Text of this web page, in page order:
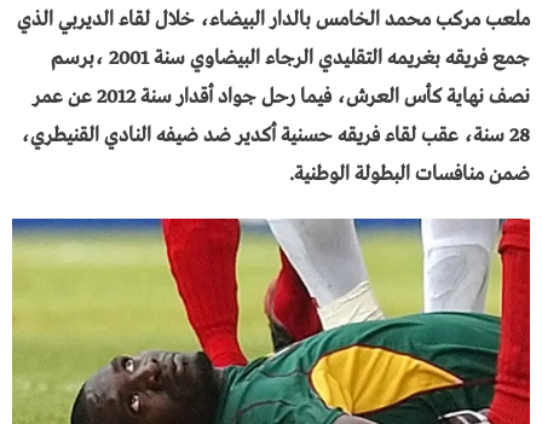
ملعب مركب محمد الخامس بالدار البيضاء، خلال لقاء الديربي الذي
جمع فريقه بغريمه التقليدي الرجاء البيضاوي سنة 2001 ،برسم
نصف نهاية كأس العرش، فيما رحل جواد أقدار سنة 2012 عن عمر
28 سنة، عقب لقاء فريقه حسنية أكدير ضد ضيفه النادي القنيطري،
ضمن منافسات البطولة الوطنية.